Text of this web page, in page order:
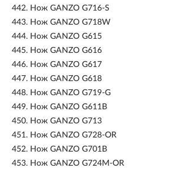
442. Нож GANZO G716-S
443. Нож GANZO G718W
444. Нож GANZO G615
445. Нож GANZO G616
446. Нож GANZO G617
447. Нож GANZO G618
448. Нож GANZO G719-G
449. Нож GANZO G611B
450. Нож GANZO G713
451. Нож GANZO G728-OR
452. Нож GANZO G701B
453. Нож GANZO G724M-OR